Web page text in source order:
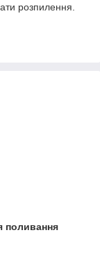
розпилення.
поливання